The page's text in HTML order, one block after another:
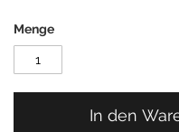
Menge
In den